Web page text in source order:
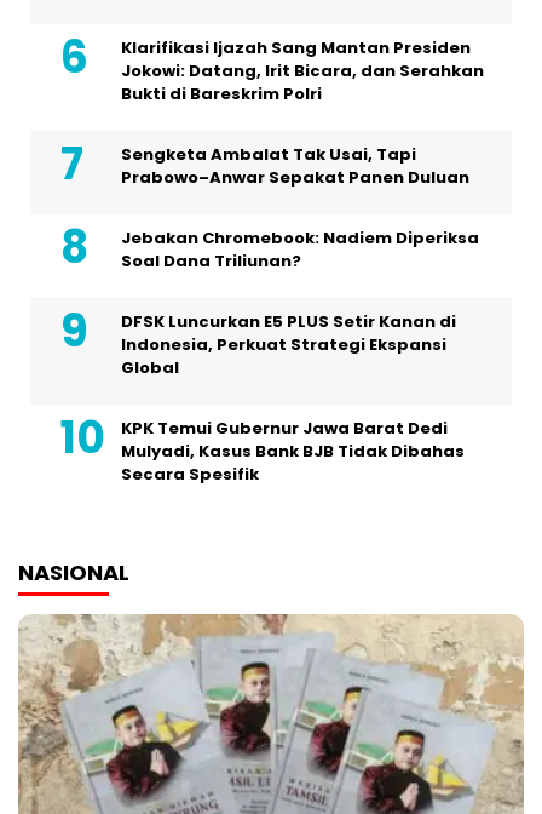
Klarifikasi Ijazah Sang Mantan Presiden
Jokowi: Datang, Irit Bicara, dan Serahkan
Bukti di Bareskrim Polri
Sengketa Ambalat Tak Usai, Tapi
Prabowo–Anwar Sepakat Panen Duluan
Jebakan Chromebook: Nadiem Diperiksa
Soal Dana Triliunan?
DFSK Luncurkan E5 PLUS Setir Kanan di
Indonesia, Perkuat Strategi Ekspansi
Global
KPK Temui Gubernur Jawa Barat Dedi
Mulyadi, Kasus Bank BJB Tidak Dibahas
Secara Spesifik
NASIONAL